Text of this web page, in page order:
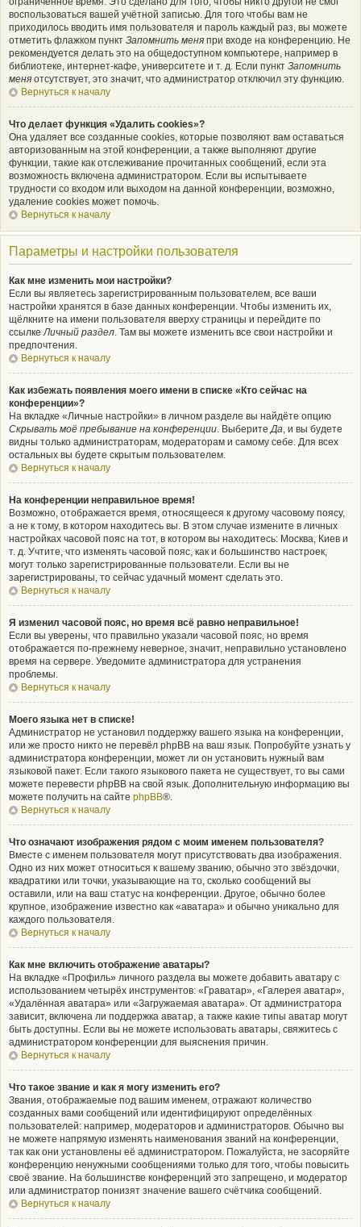
воспользоваться вашей учётной записью. Для того чтобы вам не
приходилось вводить имя пользователя и пароль каждый раз, вы можете
отметить флажком пункт Запомнить меня при входе на конференцию. Не
рекомендуется делать это на общедоступном компьютере, например в
библиотеке, интернет-кафе, университете и т. д. Если пункт Запомнить
меня отсутствует, это значит, что администратор отключил эту функцию.
Вернуться к началу
Что делает функция «Удалить cookies»?
Она удаляет все созданные cookies, которые позволяют вам оставаться
авторизованным на этой конференции, а также выполняют другие
функции, такие как отслеживание прочитанных сообщений, если эта
возможность включена администратором. Если вы испытываете
трудности со входом или выходом на данной конференции, возможно,
удаление cookies может помочь.
Вернуться к началу
Параметры и настройки пользователя
Как мне изменить мои настройки?
Если вы являетесь зарегистрированным пользователем, все ваши
настройки хранятся в базе данных конференции. Чтобы изменить их,
щёлкните на имени пользователя вверху страницы и перейдите по
ссылкеЛичный раздел. Там вы можете изменить все свои настройки и
предпочтения.
Вернуться к началу
Как избежать появления моего имени в списке «Кто сейчас на
конференции»?
На вкладке «Личные настройки» в личном разделе вы найдёте опцию
Скрывать моё пребывание на конференции. ВыберитеДа, и вы будете
видны только администраторам, модераторам и самому себе. Для всех
остальных вы будете скрытым пользователем.
Вернуться к началу
На конференции неправильное время!
Возможно, отображается время, относящееся к другому часовому поясу,
а не к тому, в котором находитесь вы. В этом случае измените в личных
настройках часовой пояс на тот, в котором вы находитесь: Москва, Киев и
т. д. Учтите, что изменять часовой пояс, как и большинство настроек,
могут только зарегистрированные пользователи. Если вы не
зарегистрированы, то сейчас удачный момент сделать это.
Вернуться к началу
Я изменил часовой пояс, но время всё равно неправильное!
Если вы уверены, что правильно указали часовой пояс, но время
отображается по-прежнему неверное, значит, неправильно установлено
время на сервере. Уведомите администратора для устранения
проблемы.
Вернуться к началу
Моего языка нет в списке!
Администратор не установил поддержку вашего языка на конференции,
или же просто никто не перевёл phpBB на ваш язык. Попробуйте узнать у
администратора конференции, может ли он установить нужный вам
языковой пакет. Если такого языкового пакета не существует, то вы сами
можете перевести phpBB на свой язык. Дополнительную информацию вы
можете получить на сайте phpBB®.
Вернуться к началу
Что означают изображения рядом с моим именем пользователя?
Вместе с именем пользователя могут присутствовать два изображения.
Одно из них может относиться к вашему званию, обычно это звёздочки,
квадратики или точки, указывающие на то, сколько сообщений вы
оставили, или на ваш статус на конференции. Другое, обычно более
крупное, изображение известно как «аватара» и обычно уникально для
каждого пользователя.
Вернуться к началу
Как мне включить отображение аватары?
На вкладке «Профиль» личного раздела вы можете добавить аватару с
использованием четырёх инструментов: «Граватар», «Галерея аватар»,
«Удалённая аватара» или «Загружаемая аватара». От администратора
зависит, включена ли поддержка аватар, а также какие типы аватар могут
быть доступны. Если вы не можете использовать аватары, свяжитесь с
администратором конференции для выяснения причин.
Вернуться к началу
Что такое звание и как я могу изменить его?
Звания, отображаемые под вашим именем, отражают количество
созданных вами сообщений или идентифицируют определённых
пользователей: например, модераторов и администраторов. Обычно вы
не можете напрямую изменять наименования званий на конференции,
так как они установлены её администратором. Пожалуйста, не засоряйте
конференцию ненужными сообщениями только для того, чтобы повысить
своё звание. На большинстве конференций это запрещено, и модератор
или администратор понизят значение вашего счётчика сообщений.
Вернуться к началу